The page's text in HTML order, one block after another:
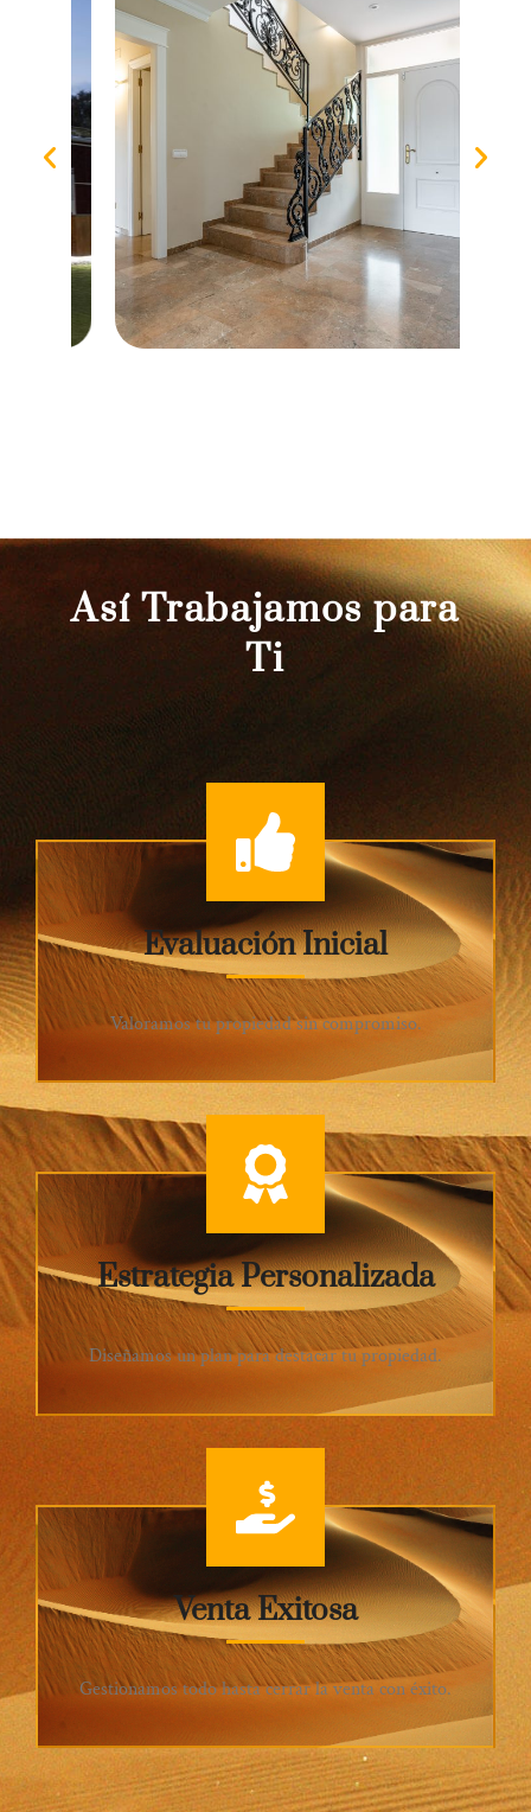
Así Trabajamos para
Ti
Evaluación Inicial
Valoramos tu propiedad sin compromiso.
Estrategia Personalizada
Diseñamos un plan para destacar tu propiedad.
Venta Exitosa
Gestionamos todo hasta cerrar la venta con éxito.